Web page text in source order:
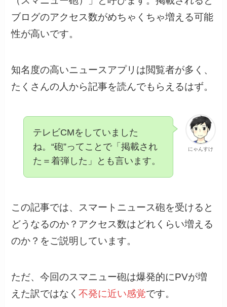
ブログのアクセス数がめちゃくちゃ増える可能
性が高いです。
知名度の高いニュースアプリは閲覧者が多く、
たくさんの人から記事を読んでもらえるはず。
にゃんすけ
テレビCMをしていました
ね。“砲”ってことで「掲載され
た＝着弾した」とも言います。
この記事では、スマートニュース砲を受けると
どうなるのか？アクセス数はどれくらい増える
のか？をご説明しています。
ただ、今回のスマニュー砲は爆発的にPVが増
えた訳ではなく不発に近い感覚です。